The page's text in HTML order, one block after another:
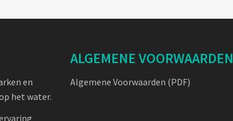
en
het water.
ALGEMENE VOORWAARDEN
Algemene Voorwaarden (PDF)